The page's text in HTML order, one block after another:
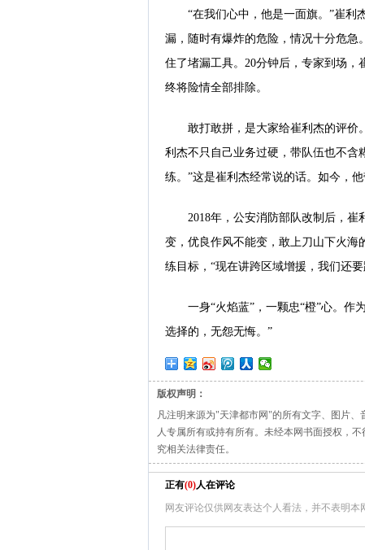
“在我们心中，他是一面旗。”崔利
漏，随时有爆炸的危险，情况十分危急
住了堵漏工具。20分钟后，专家到场
终将险情全部排除。
敢打敢拼，是大家给崔利杰的评价
利杰不只自己业务过硬，带队伍也不含
练。”这是崔利杰经常说的话。如今，
2018年，公安消防部队改制后，崔
变，优良作风不能变，敢上刀山下火海
练目标，“现在讲跨区域增援，我们还
一身“火焰蓝”，一颗忠“橙”心。作
选择的，无怨无悔。”
版权声明：
凡注明来源为"天津都市网"的所有文字、图片
人专属所有或持有所有。未经本网书面授权，
究相关法律责任。
正有(0)人在评论
网友评论仅供网友表达个人看法，并不表明本